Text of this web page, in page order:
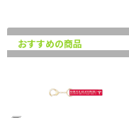
おすすめの商品